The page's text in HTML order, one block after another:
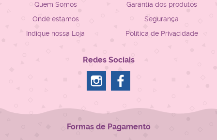
Quem Somos
Onde estamos
Indique nossa Loja
Garantia dos produtos
Segurança
Política de Privacidade
Redes Sociais
Formas de Pagamento